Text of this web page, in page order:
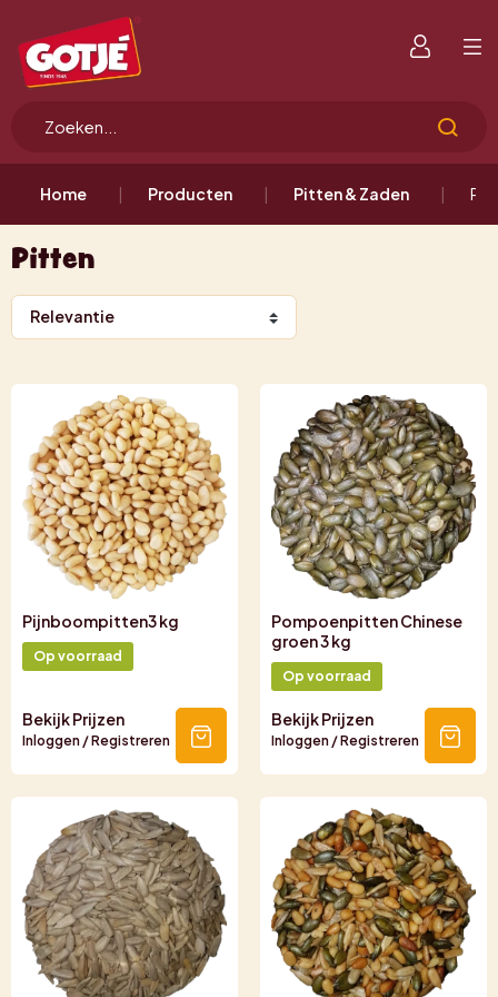
Home Producten Pitten & Zaden
Pitten
Pijnboompitten3 kg
Op voorraad
Bekijk Prijzen
Inloggen / Registreren
Pompoenpitten Chinese
groen 3 kg
Op voorraad
Bekijk Prijzen
Inloggen / Registreren